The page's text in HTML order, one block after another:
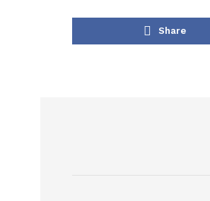
Share